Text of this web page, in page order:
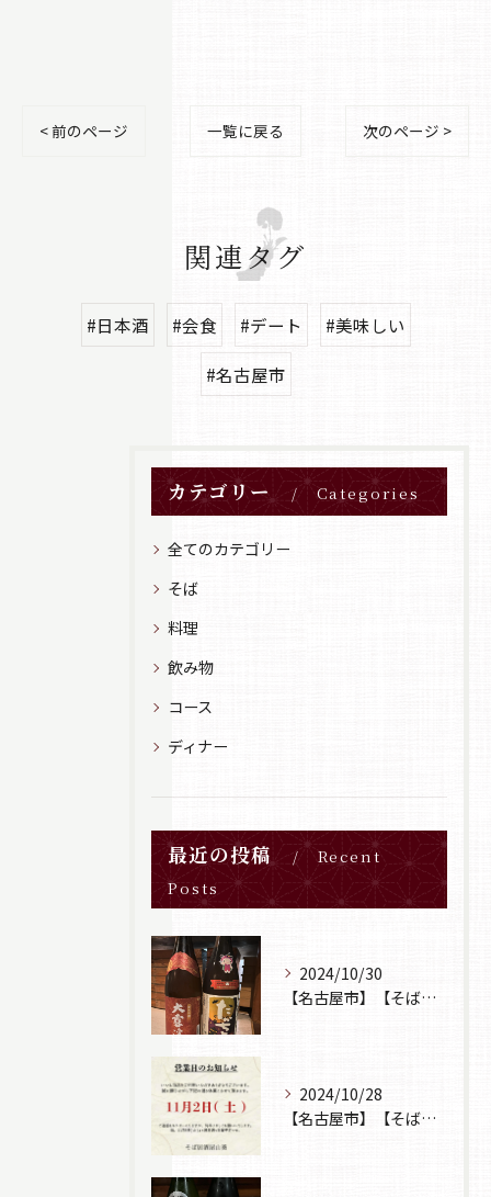
< 前のページ 一覧に戻る 次のページ >
関連タグ
#日本酒 #会食 #デート #美味しい
#名古屋市
カテゴリー Categories
全てのカテゴリー
そば
料理
飲み物
コース
ディナー
最近の投稿
Recent
Posts
2024/10/30
【名古屋市】【そば居酒屋山葵】【日本酒】
2024/10/28
【名古屋市】【そば居酒屋山葵】【営業日のお知らせ】